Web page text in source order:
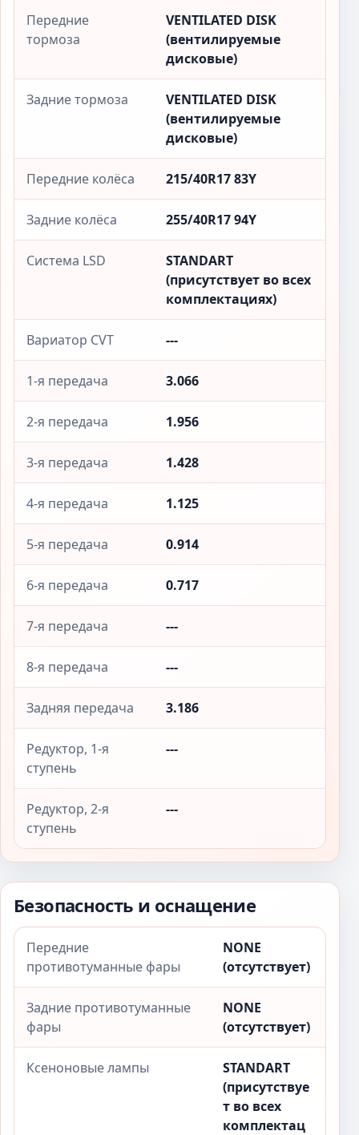
Передние
тормоза
VENTILATED DISK
(вентилируемые
дисковые)
Задние тормоза
VENTILATED DISK
(вентилируемые
дисковые)
Передние колёса 215/40R17 83Y
Задние колёса 255/40R17 94Y
Система LSD
STANDART
(присутствует во всех
комплектациях)
Вариатор CVT ---
1-я передача 3.066
2-я передача 1.956
3-я передача 1.428
4-я передача 1.125
5-я передача 0.914
6-я передача 0.717
7-я передача ---
8-я передача ---
Задняя передача 3.186
Редуктор, 1-я
ступень
---
Редуктор, 2-я
ступень
---
Безопасность и оснащение
Передние
противотуманные фары
NONE
(отсутствует)
Задние противотуманные
фары
NONE
(отсутствует)
Ксеноновые лампы
STANDART
(присутствуе
т во всех
комплектац